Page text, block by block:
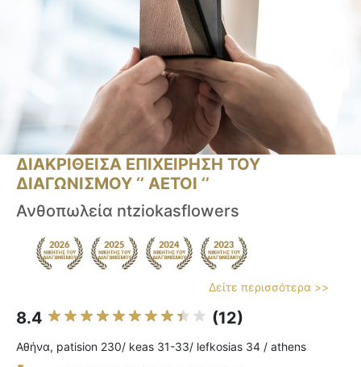
ΔΙΑΚΡΙΘΕΙΣΑ ΕΠΙΧΕΙΡΗΣΗ ΤΟΥ
ΔΙΑΓΩΝΙΣΜΟΥ ‘’ ΑΕΤΟΙ ‘’
Ανθοπωλεία ntziokasflowers
Δείτε περισσότερα >>
8.4 (12)
Αθήνα, patision 230/ keas 31-33/ lefkosias 34 / athens